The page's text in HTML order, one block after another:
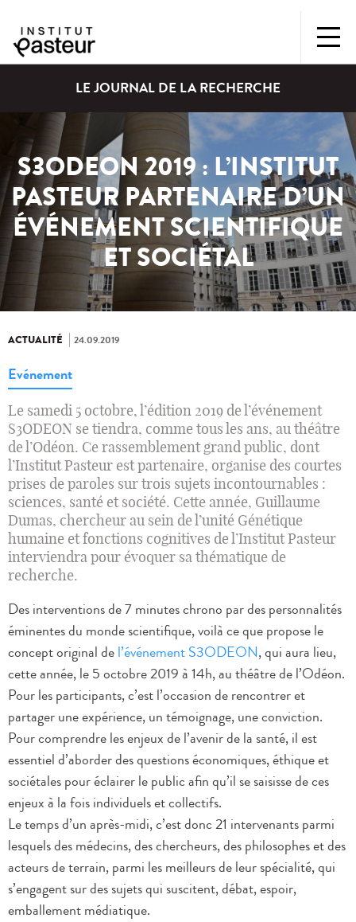
LE JOURNAL DE LA RECHERCHE
S3ODEON 2019 : L’INSTITUT
PASTEUR PARTENAIRE D’UN
ÉVÉNEMENT SCIENTIFIQUE
ET SOCIÉTAL
ACTUALITÉ 24.09.2019
Evénement
Le samedi 5 octobre, l’édition 2019 de l’événement
S3ODEON se tiendra, comme tous les ans, au théâtre
de l’Odéon. Ce rassemblement grand public, dont
l’Institut Pasteur est partenaire, organise des courtes
prises de paroles sur trois sujets incontournables :
sciences, santé et société. Cette année, Guillaume
Dumas, chercheur au sein de l’unité Génétique
humaine et fonctions cognitives de l’Institut Pasteur
interviendra pour évoquer sa thématique de
recherche.
Des interventions de 7 minutes chrono par des personnalités
éminentes du monde scientifique, voilà ce que propose le
concept original del’événement S3ODEON, qui aura lieu,
cette année, le 5 octobre 2019 à 14h, au théâtre de l’Odéon.
Pour les participants, c’est l’occasion de rencontrer et
partager une expérience, un témoignage, une conviction.
Pour comprendre les enjeux de l’avenir de la santé, il est
essentiel d’aborder des questions économiques, éthique et
sociétales pour éclairer le public afin qu’il se saisisse de ces
enjeux à la fois individuels et collectifs.
Le temps d’un après-midi, c’est donc 21 intervenants parmi
lesquels des médecins, des chercheurs, des philosophes et des
acteurs de terrain, parmi les meilleurs de leur spécialité, qui
s’engagent sur des sujets qui suscitent, débat, espoir,
emballement médiatique.